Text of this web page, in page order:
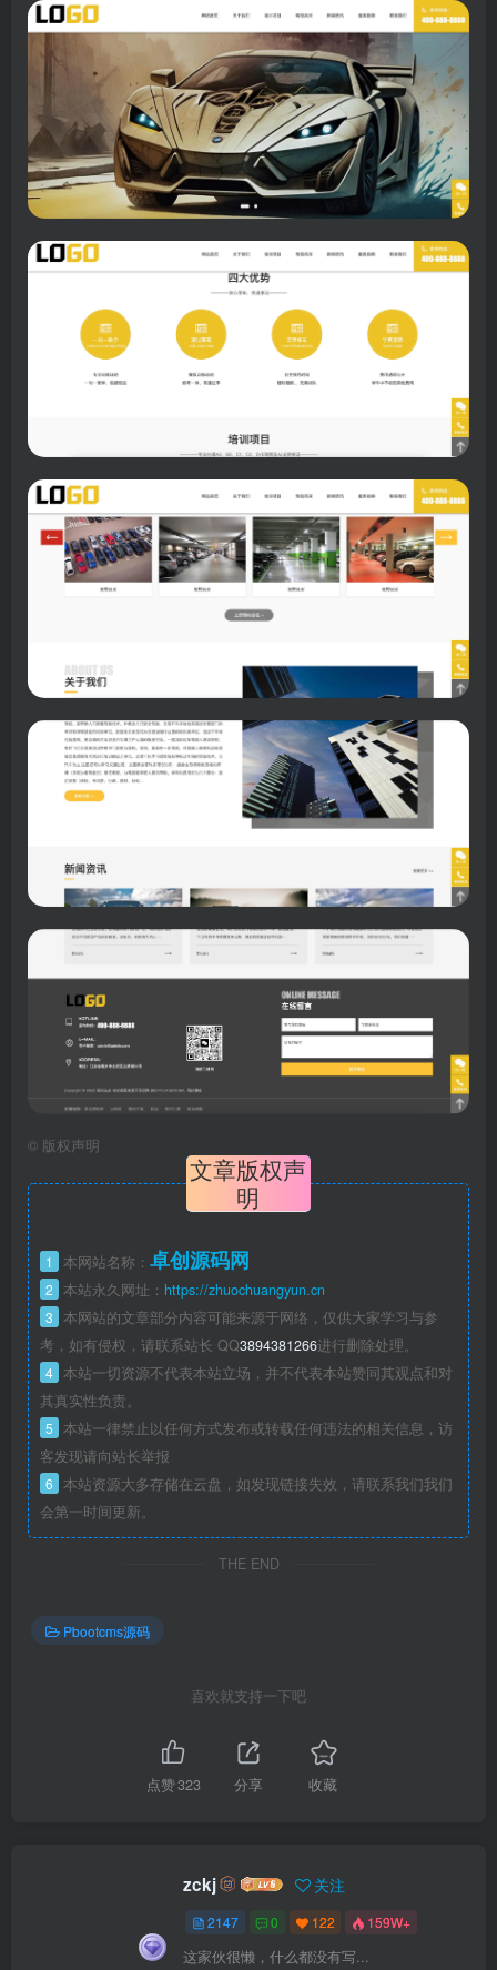
© 版权声明
文章版权声
明
1 本网站名称： 卓创源码网
2 本站永久网址： https://zhuochuangyun.cn
3 本网站的文章部分内容可能来源于网络，仅供大家学习与参
考，如有侵权，请联系站长 QQ3894381266进行删除处理。
4 本站一切资源不代表本站立场，并不代表本站赞同其观点和对
其真实性负责。
5 本站一律禁止以任何方式发布或转载任何违法的相关信息，访
客发现请向站长举报
6 本站资源大多存储在云盘，如发现链接失效，请联系我们我们
会第一时间更新。
THE END
Pbootcms源码
喜欢就支持一下吧
点赞323 分享 收藏
zckj 关注
2147 0 122 159W+
这家伙很懒，什么都没有写...